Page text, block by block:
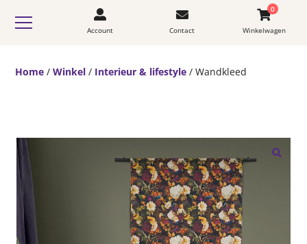
Account Contact
0
Winkelwagen
Home /Winkel / Interieur & lifestyle / Wandkleed